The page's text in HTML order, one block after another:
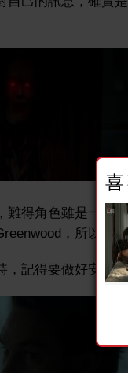
得角色雖是一對
，所以令
記得要做好安全措